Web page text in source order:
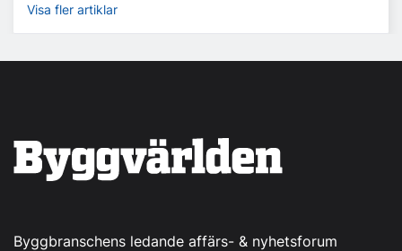
Visa fler artiklar
Byggbranschens ledande affärs- & nyhetsforum